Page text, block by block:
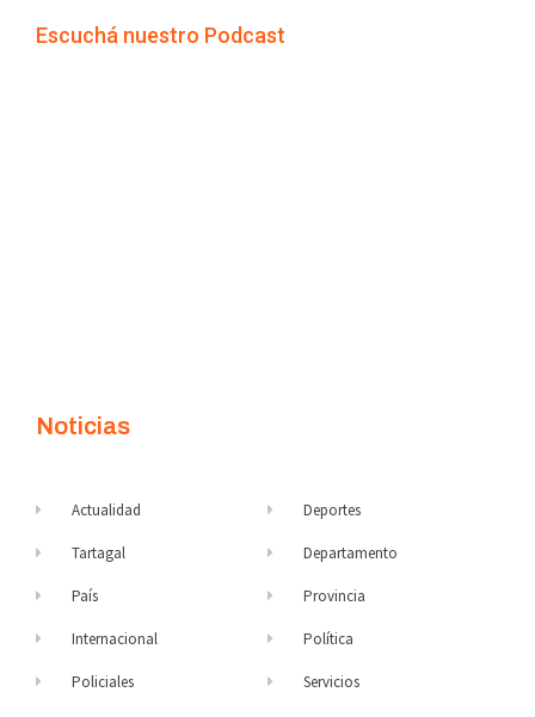
Escuchá nuestro Podcast
Noticias
Actualidad
Tartagal
País
Internacional
Policiales
Deportes
Departamento
Provincia
Política
Servicios